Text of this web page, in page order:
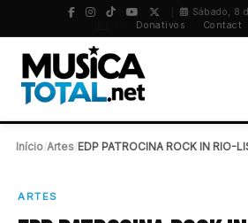
Sábado, 8
Donativos Contact
Início Artes EDP PATROCINA ROCK IN RIO-
ARTES